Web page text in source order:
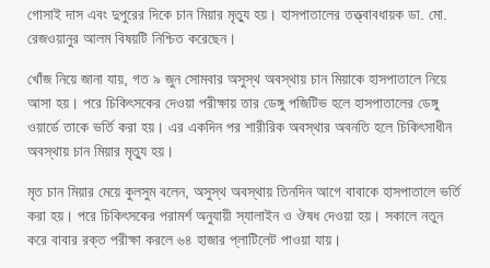
গোসাই দাস এবং দুপুরের দিকে চান মিয়ার মৃত্যু হয়। হাসপাতালের তত্ত্বাবধায়ক ডা. মো.
রেজওয়ানুর আলম বিষয়টি নিশ্চিত করেছেন।
খোঁজ নিয়ে জানা যায়, গত ৯ জুন সোমবার অসুস্থ অবস্থায় চান মিয়াকে হাসপাতালে নিয়ে
আসা হয়। পরে চিকিৎসকের দেওয়া পরীক্ষায় তার ডেঙ্গু পজিটিভ হলে হাসপাতালের ডেঙ্গু
ওয়ার্ডে তাকে ভর্তি করা হয়। এর একদিন পর শারীরিক অবস্থার অবনতি হলে চিকিৎসাধীন
অবস্থায় চান মিয়ার মৃত্যু হয়।
মৃত চান মিয়ার মেয়ে কুলসুম বলেন, অসুস্থ অবস্থায় তিনদিন আগে বাবাকে হাসপাতালে ভর্তি
করা হয়। পরে চিকিৎসকের পরামর্শ অনুযায়ী স্যালাইন ও ঔষধ দেওয়া হয়। সকালে নতুন
করে বাবার রক্ত পরীক্ষা করলে ৬৪ হাজার প্লাটিলেট পাওয়া যায়।